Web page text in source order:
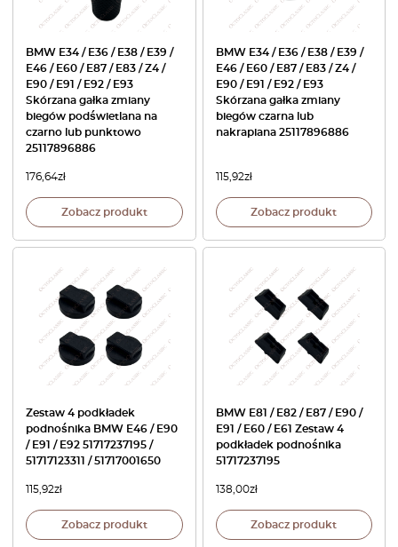
BMW E34 / E36 / E38 / E39 /
E46 / E60 / E87 / E83 / Z4 /
E90 / E91 / E92 / E93
Skórzana gałka zmiany
biegów podświetlana na
czarno lub punktowo
25117896886
176,64zł
Zobacz produkt
BMW E34 / E36 / E38 / E39 /
E46 / E60 / E87 / E83 / Z4 /
E90 / E91 / E92 / E93
Skórzana gałka zmiany
biegów czarna lub
nakrapiana 25117896886
115,92zł
Zobacz produkt
Zestaw 4 podkładek
podnośnika BMW E46 / E90
/ E91 / E92 51717237195 /
51717123311 / 51717001650
115,92zł
Zobacz produkt
BMW E81 / E82 / E87 / E90 /
E91 / E60 / E61 Zestaw 4
podkładek podnośnika
51717237195
138,00zł
Zobacz produkt